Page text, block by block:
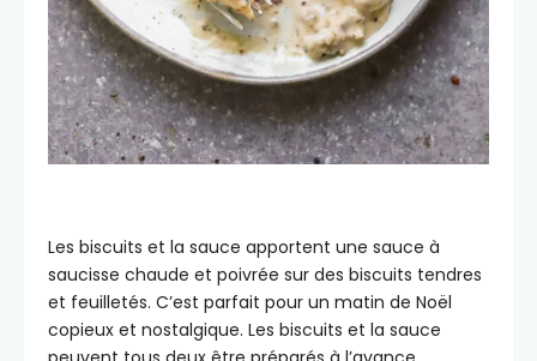
Les biscuits et la sauce apportent une sauce à
saucisse chaude et poivrée sur des biscuits tendres
et feuilletés. C’est parfait pour un matin de Noël
copieux et nostalgique. Les biscuits et la sauce